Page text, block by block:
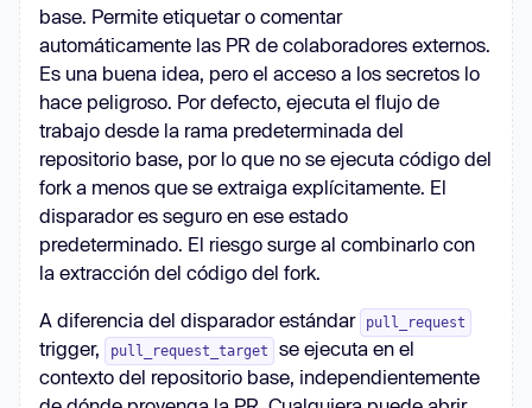
base. Permite etiquetar o comentar
automáticamente las PR de colaboradores externos.
Es una buena idea, pero el acceso a los secretos lo
hace peligroso. Por defecto, ejecuta el flujo de
trabajo desde la rama predeterminada del
repositorio base, por lo que no se ejecuta código del
fork a menos que se extraiga explícitamente. El
disparador es seguro en ese estado
predeterminado. El riesgo surge al combinarlo con
la extracción del código del fork.
A diferencia del disparador estándar pull_request
trigger, pull_request_target
se ejecuta en el
contexto del repositorio base, independientemente